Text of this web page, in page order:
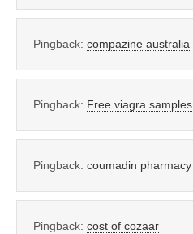
Pingback: compazine australia
Pingback: Free viagra samples
Pingback: coumadin pharmacy
Pingback: cost of cozaar